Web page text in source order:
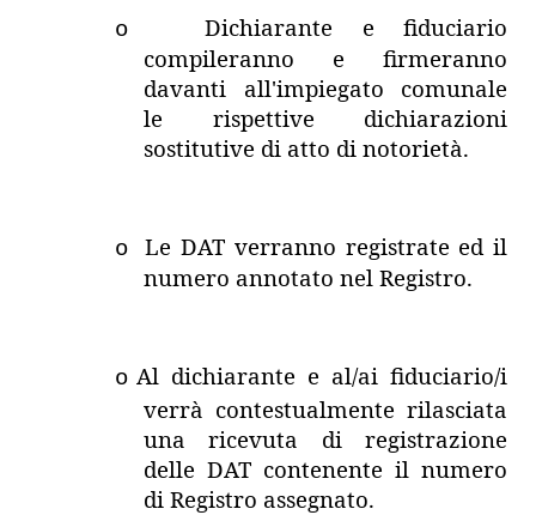
o
Dichiarante e fiduciario
compileranno e firmeranno
davanti all'impiegato comunale
le rispettive dichiarazioni
sostitutive di atto di notorietà.
o
Le DAT verranno registrate ed il
numero annotato nel Registro.
o Al dichiarante e al/ai fiduciario/i
verrà contestualmente rilasciata
una ricevuta di registrazione
delle DAT contenente il numero
di Registro assegnato.